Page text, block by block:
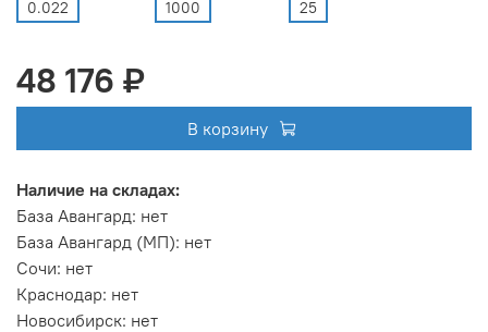
0.022 1000 25
48 176 ₽
В корзину
Наличие на складах:
База Авангард: нет
База Авангард (МП): нет
Сочи: нет
Краснодар: нет
Новосибирск: нет